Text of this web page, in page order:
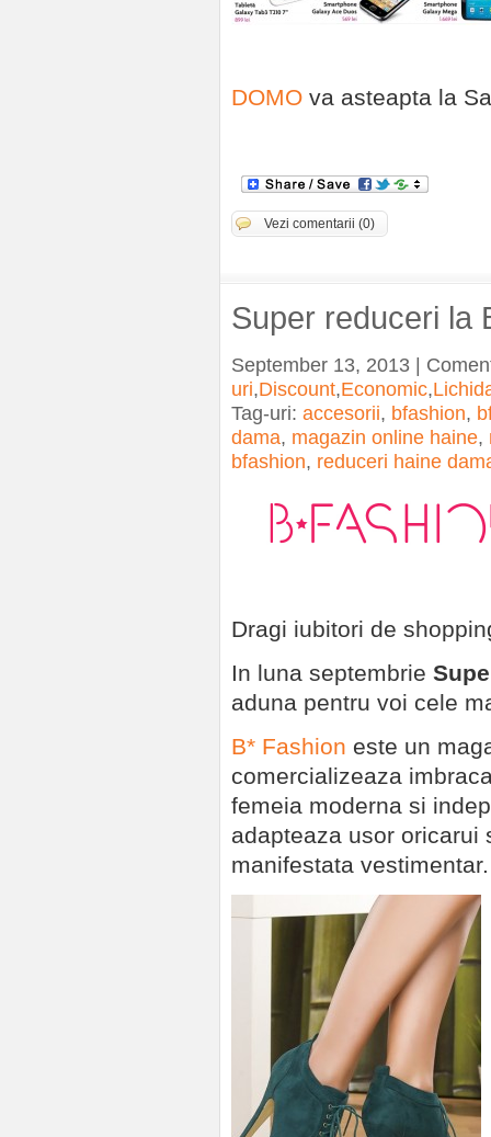
DOMO va asteapta la
Vezi comentarii (0)
Super reduceri la
September 13, 2013 |
uri,Discount,Economic,
Tag-uri: accesorii, bfashion,
dama, magazin online haine,
bfashion, reduceri haine
Dragi iubitori de
In luna septembrie
aduna pentru voi cele
B* Fashion este un
comercializeaza
femeia moderna si
adapteaza usor oricarui
manifestata vestimentar.